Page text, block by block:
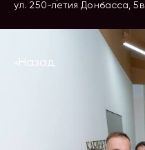
ул. 250-летия Донбасса, 5в
Назад